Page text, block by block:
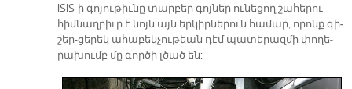
ISIS-ի գո­յու­թիւ­նը տար­բեր գոյ­ներ ու­նե­ցող շա­հե­րու
հիմ­նաղ­բիւր է նոյն այն եր­կիր­նե­րուն հա­մար, ո­րոնք գի­
շեր-ցե­րեկ ա­հա­բեկ­չու­թեան դէմ պա­տե­րազ­մի փո­ղե­
րա­խումբ մը գոր­ծի լծած են: